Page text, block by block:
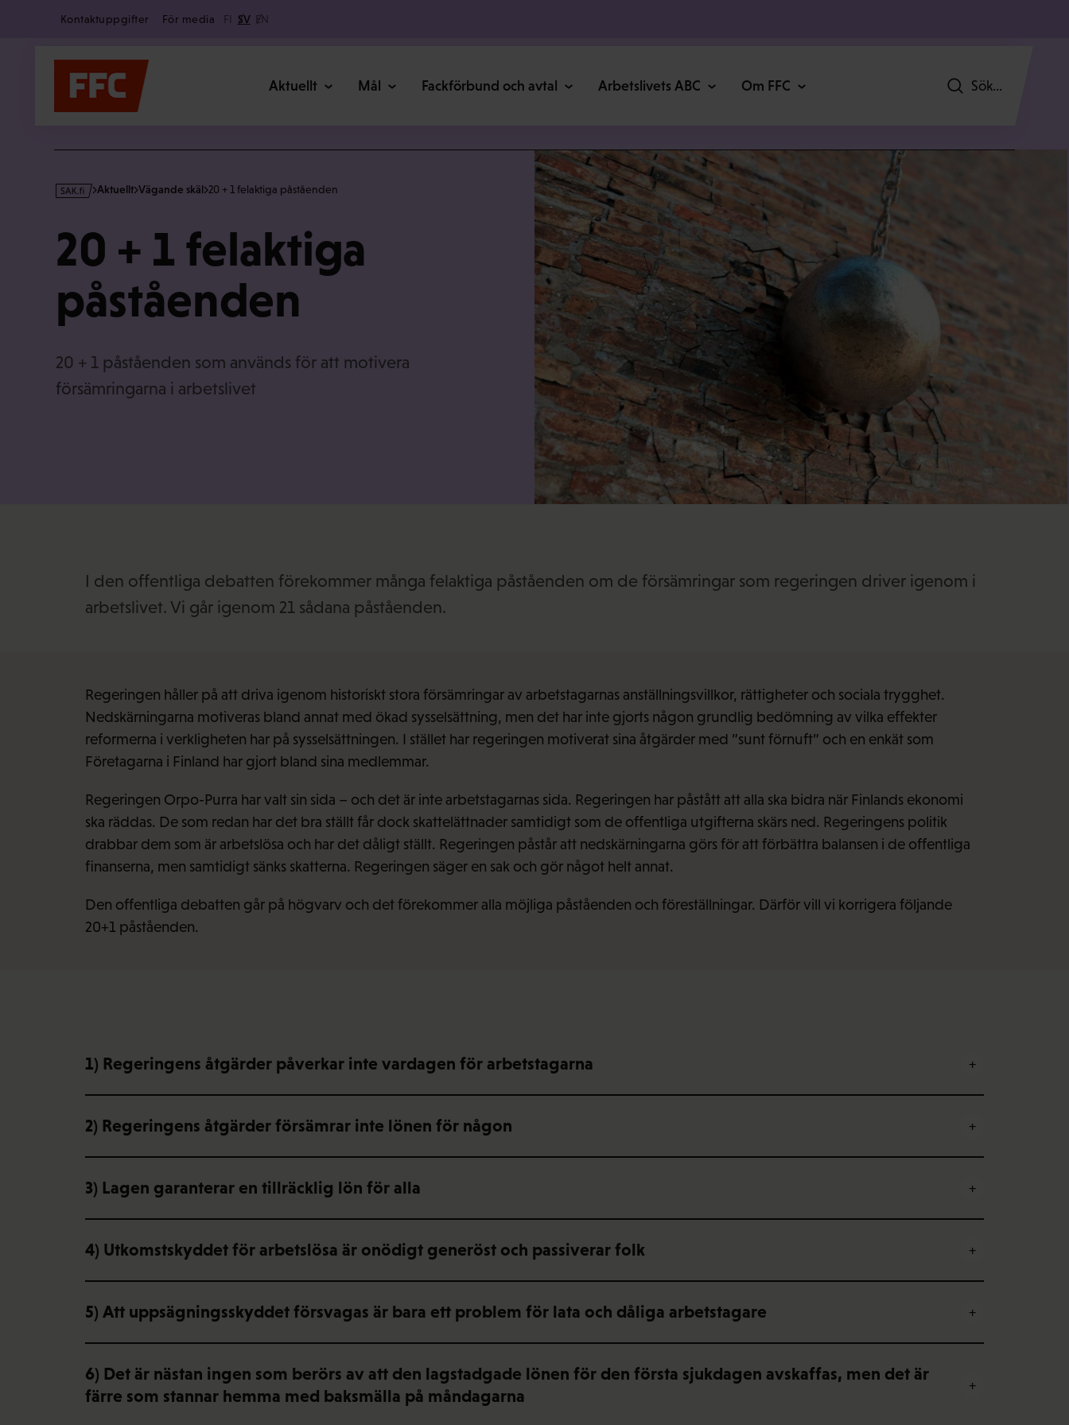
Secondary
Kontaktuppgifter För media FI SV EN
Aktuellt Mål Fackförbund och avtal Arbetslivets ABC Om FFC Sök
s
Aktuellt Vägande skäl 20 + 1 felaktiga påståenden
20 + 1 felaktiga
påståenden
20 + 1 påståenden som används för att motivera
försämringarna i arbetslivet
I den offentliga debatten förekommer många felaktiga påståenden om de försämringar som regeringen driver igenom i
arbetslivet. Vi går igenom 21 sådana påståenden.
Regeringen håller på att driva igenom historiskt stora försämringar av arbetstagarnas anställningsvillkor, rättigheter och sociala trygghet.
Nedskärningarna motiveras bland annat med ökad sysselsättning, men det har inte gjorts någon grundlig bedömning av vilka effekter
reformerna i verkligheten har på sysselsättningen. I stället har regeringen motiverat sina åtgärder med ”sunt förnuft” och en enkät som
Företagarna i Finland har gjort bland sina medlemmar.
Regeringen Orpo-Purra har valt sin sida – och det är inte arbetstagarnas sida. Regeringen har påstått att alla ska bidra när Finlands ekonomi
ska räddas. De som redan har det bra ställt får dock skattelättnader samtidigt som de offentliga utgifterna skärs ned. Regeringens politik
drabbar dem som är arbetslösa och har det dåligt ställt. Regeringen påstår att nedskärningarna görs för att förbättra balansen i de offentliga
finanserna, men samtidigt sänks skatterna. Regeringen säger en sak och gör något helt annat.
Den offentliga debatten går på högvarv och det förekommer alla möjliga påståenden och föreställningar. Därför vill vi korrigera följande
20+1 påståenden.
1) Regeringens åtgärder påverkar inte vardagen för arbetstagarna
2) Regeringens åtgärder försämrar inte lönen för någon
3) Lagen garanterar en tillräcklig lön för alla
4) Utkomstskyddet för arbetslösa är onödigt generöst och passiverar folk
5) Att uppsägningsskyddet försvagas är bara ett problem för lata och dåliga arbetstagare
6) Det är nästan ingen som berörs av att den lagstadgade lönen för den första sjukdagen avskaffas, men det är
färre som stannar hemma med baksmälla på måndagarna